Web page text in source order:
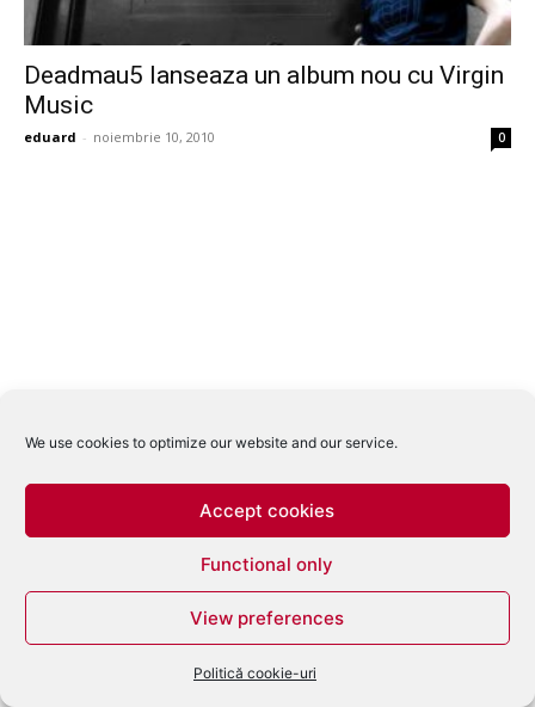
We use cookies to optimize our website and our service.
Accept cookies
Functional only
View preferences
Politică cookie-uri
Deadmau5 lanseaza un album nou cu Virgin
Music
eduard - noiembrie 10, 2010 0